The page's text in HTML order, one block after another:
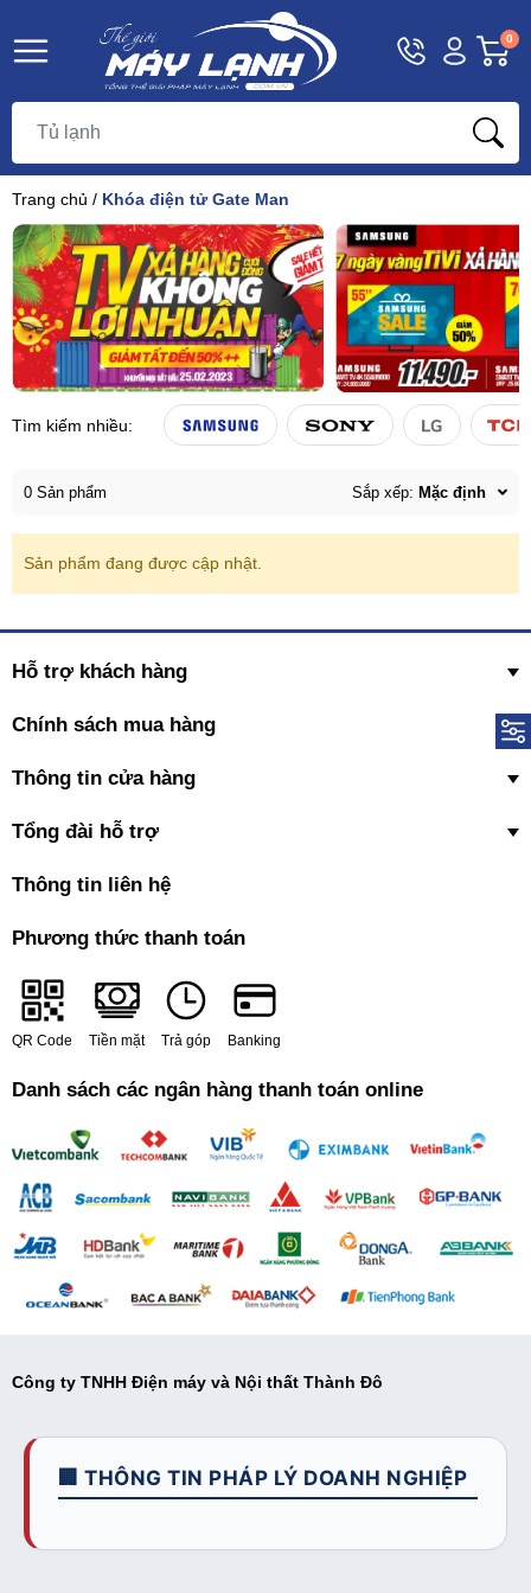
Hotline
1800
Tài
khoản
Khách
0
Trang chủ / Khóa điện tử Gate Man
Tìm kiếm nhiều:
0 Sản phẩm Sắp xếp: Mặc định
Sản phẩm đang được cập nhật.
Hỗ trợ khách hàng
Chính sách mua hàng
Thông tin cửa hàng
Tổng đài hỗ trợ
Thông tin liên hệ
Phương thức thanh toán
QR Code Tiền mặt Trả góp Banking
Danh sách các ngân hàng thanh toán online
Công ty TNHH Điện máy và Nội thất Thành Đô
🏢 THÔNG TIN PHÁP LÝ DOANH NGHIỆP